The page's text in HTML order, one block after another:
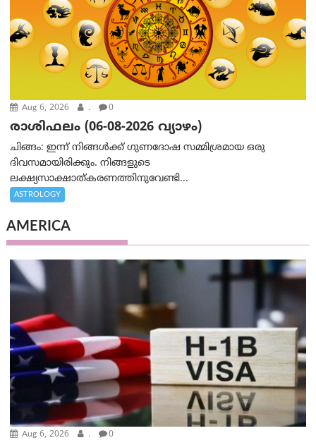
Aug 6, 2026 . 0
രാശിഫലം (06-08-2026 വ്യാഴം)
ചിങ്ങം: ഇന്ന് നിങ്ങൾക്ക് ഗുണദോഷ സമ്മിശ്രമായ ഒരു
ദിവസമായിരിക്കും. നിങ്ങളുടെ
ലക്ഷ്യസാക്ഷാത്കരണത്തിനുവേണ്ടി...
ASTROLOGY
AMERICA
Aug 6, 2026 . 0